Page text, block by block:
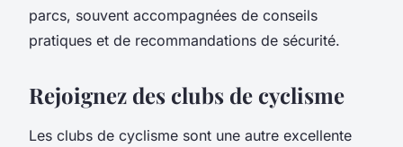
parcs, souvent accompagnées de conseils
pratiques et de recommandations de sécurité.
Rejoignez des clubs de cyclisme
Les clubs de cyclisme sont une autre excellente